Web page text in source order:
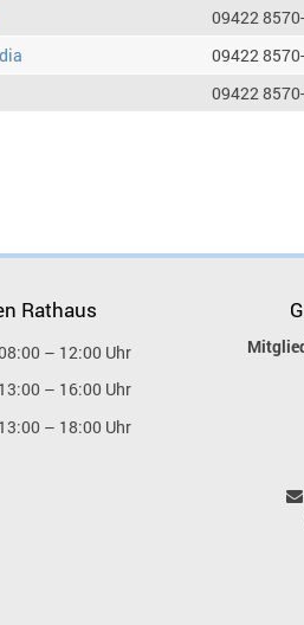
09422
09422
09422
Rathaus
– 12:00 Uhr
13:00 – 16:00 Uhr
13:00 – 18:00 Uhr